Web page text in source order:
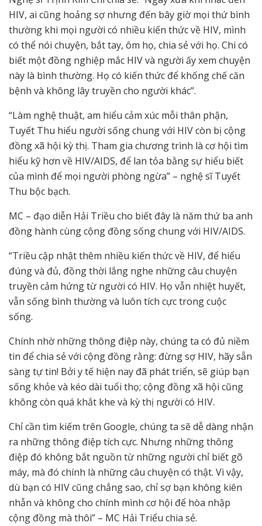
HIV, ai cũng hoảng sợ nhưng đến bây giờ mọi thứ bình
thường khi mọi người có nhiều kiến thức về HIV, mình
có thể nói chuyện, bắt tay, ôm họ, chia sẻ với họ. Chi có
biết một đồng nghiệp mắc HIV và người ấy xem chuyện
này là bình thường. Họ có kiến thức để khống chế căn
bệnh và không lây truyền cho người khác”.
“Làm nghệ thuật, am hiểu cảm xúc mỗi thân phận,
Tuyết Thu hiểu người sống chung với HIV còn bị cộng
đồng xã hội kỳ thị. Tham gia chương trình là cơ hội tìm
hiểu kỹ hơn về HIV/AIDS, để lan tỏa bằng sự hiểu biết
của mình để mọi người phòng ngừa” – nghệ sĩ Tuyết
Thu bộc bạch.
MC – đạo diễn Hải Triều cho biết đây là năm thứ ba anh
đồng hành cùng cộng đồng sống chung với HIV/AIDS.
“Triều cập nhật thêm nhiều kiến thức về HIV, để hiểu
đúng và đủ, đồng thời lắng nghe những câu chuyện
truyền cảm hứng từ người có HIV. Họ vẫn nhiệt huyết,
vẫn sống bình thường và luôn tích cực trong cuộc
sống.
Chính nhờ những thông điệp này, chúng ta có đủ niềm
tin để chia sẻ với cộng đồng rằng: đừng sợ HIV, hãy sẵn
sàng tự tin! Bởi y tế hiện nay đã phát triển, sẽ giúp bạn
sống khỏe và kéo dài tuổi thọ; cộng đồng xã hội cũng
không còn quá khắt khe và kỳ thị người có HIV.
Chỉ cần tìm kiếm trên Google, chúng ta sẽ dễ dàng nhận
ra những thông điệp tích cực. Nhưng những thông
điệp đó không bắt nguồn từ những người chỉ biết gõ
máy, mà đó chính là những câu chuyện có thật. Vì vậy,
dù bạn có HIV cũng chẳng sao, chỉ sợ bạn không kiên
nhẫn và không cho chính mình cơ hội để hòa nhập
cộng đồng mà thôi” – MC Hải Triểu chia sẻ.